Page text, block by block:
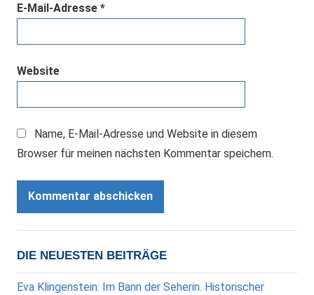
E-Mail-Adresse *
Website
Name, E-Mail-Adresse und Website in diesem
Browser für meinen nächsten Kommentar speichern.
DIE NEUESTEN BEITRÄGE
Eva Klingenstein: Im Bann der Seherin. Historischer